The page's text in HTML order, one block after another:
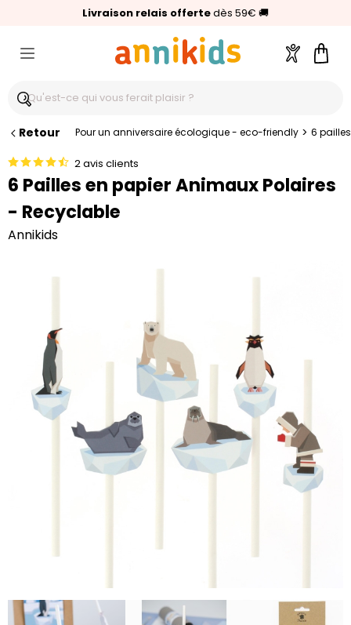
Livraison relais offertedès 59€ 🚚
🥇Palmarès Capital 2025 :Annikids N°1
⭐⭐⭐⭐⭐4,6/5(24 000 avis clients)
Compte
Retour Pour un anniversaire écologique - eco-friendly > 6
2 avis clients
6 Pailles en papier Animaux Polaires
- Recyclable
Annikids